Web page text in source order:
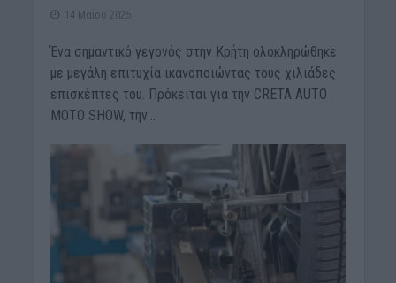
14 Μαΐου 2025
Ένα σημαντικό γεγονός στην Κρήτη ολοκληρώθηκε
με μεγάλη επιτυχία ικανοποιώντας τους χιλιάδες
επισκέπτες του. Πρόκειται για την CRETA AUTO
MOTO SHOW, την...